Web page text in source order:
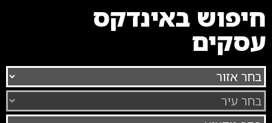
חיפוש באינדקס
עסקים